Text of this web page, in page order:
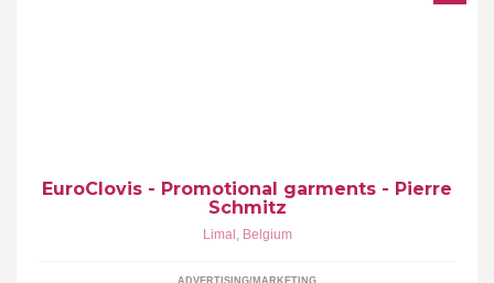
EuroClovis - Promotional garments - Pierre
Schmitz
Limal , Belgium